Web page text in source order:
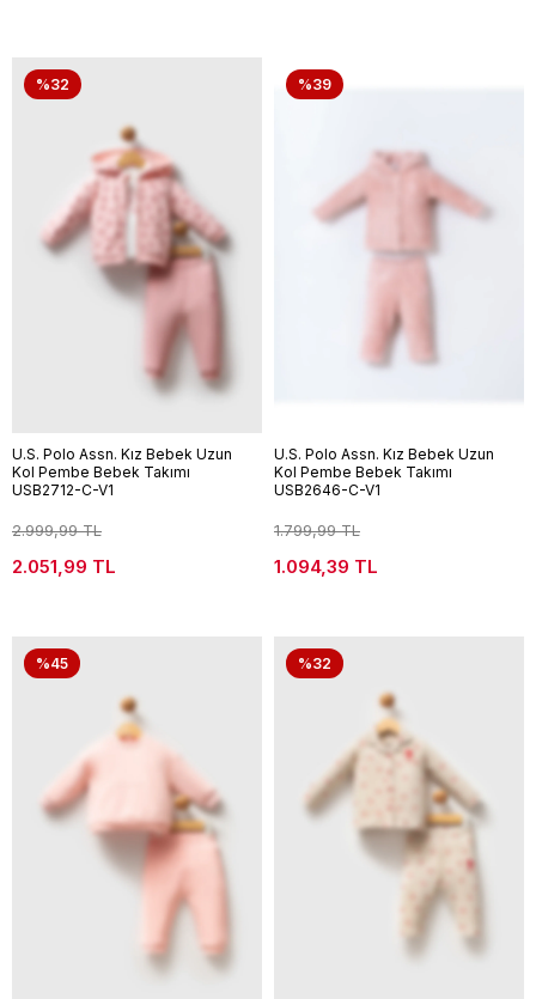
%32
U.S. Polo Assn. Kız Bebek Uzun
Kol Pembe Bebek Takımı
USB2712-C-V1
2.999,99 TL
2.051,99 TL
%39
U.S. Polo Assn. Kız Bebek Uzun
Kol Pembe Bebek Takımı
USB2646-C-V1
1.799,99 TL
1.094,39 TL
%45 %32